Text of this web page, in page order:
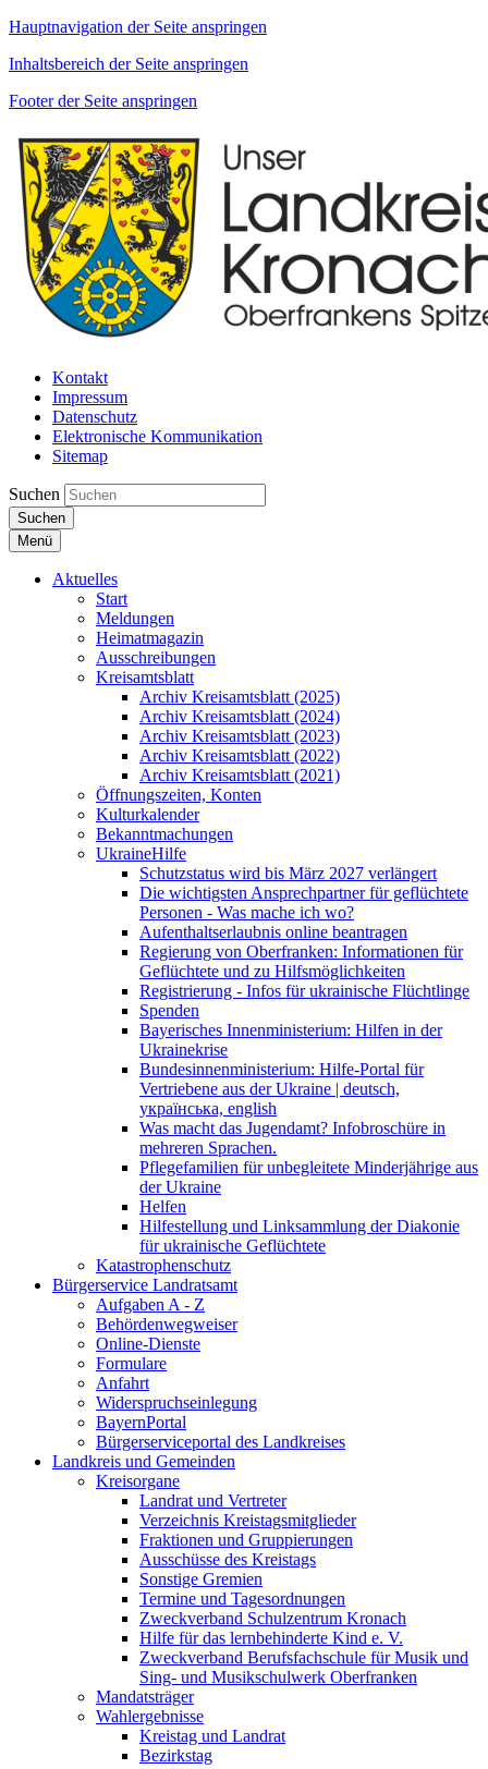
Hauptnavigation der Seite anspringen
Inhaltsbereich der Seite anspringen
Footer der Seite anspringen
Kontakt
Impressum
Datenschutz
Elektronische Kommunikation
Sitemap
Suchen
Suchen
Menü
Aktuelles
Start
Meldungen
Heimatmagazin
Ausschreibungen
Kreisamtsblatt
Archiv Kreisamtsblatt (2025)
Archiv Kreisamtsblatt (2024)
Archiv Kreisamtsblatt (2023)
Archiv Kreisamtsblatt (2022)
Archiv Kreisamtsblatt (2021)
Öffnungszeiten, Konten
Kulturkalender
Bekanntmachungen
UkraineHilfe
Schutzstatus wird bis März 2027 verlängert
Die wichtigsten Ansprechpartner für geflüchtete
Personen - Was mache ich wo?
Aufenthaltserlaubnis online beantragen
Regierung von Oberfranken: Informationen für
Geflüchtete und zu Hilfsmöglichkeiten
Registrierung - Infos für ukrainische Flüchtlinge
Spenden
Bayerisches Innenministerium: Hilfen in der
Ukrainekrise
Bundesinnenministerium: Hilfe-Portal für
Vertriebene aus der Ukraine | deutsch,
українська, english
Was macht das Jugendamt? Infobroschüre in
mehreren Sprachen.
Pflegefamilien für unbegleitete Minderjährige aus
der Ukraine
Helfen
Hilfestellung und Linksammlung der Diakonie
für ukrainische Geflüchtete
Katastrophenschutz
Bürgerservice Landratsamt
Aufgaben A - Z
Behördenwegweiser
Online-Dienste
Formulare
Anfahrt
Widerspruchseinlegung
BayernPortal
Bürgerserviceportal des Landkreises
Landkreis und Gemeinden
Kreisorgane
Landrat und Vertreter
Verzeichnis Kreistagsmitglieder
Fraktionen und Gruppierungen
Ausschüsse des Kreistags
Sonstige Gremien
Termine und Tagesordnungen
Zweckverband Schulzentrum Kronach
Hilfe für das lernbehinderte Kind e. V.
Zweckverband Berufsfachschule für Musik und
Sing- und Musikschulwerk Oberfranken
Mandatsträger
Wahlergebnisse
Kreistag und Landrat
Bezirkstag